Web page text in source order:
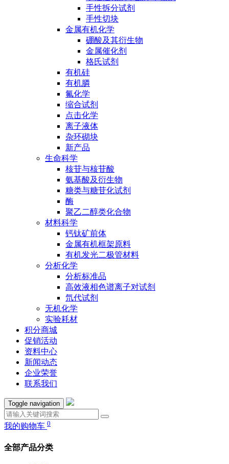
手性拆分试剂
手性切块
金属有机化学
硼酸及其衍生物
金属催化剂
格氏试剂
有机硅
有机膦
氟化学
缩合试剂
点击化学
离子液体
杂环砌块
新产品
生命科学
核苷与核苷酸
氨基酸及衍生物
糖类与糖苷化试剂
酶
聚乙二醇类化合物
材料科学
钙钛矿前体
金属有机框架原料
有机发光二极管材料
分析化学
分析标准品
高效液相色谱离子对试剂
氘代试剂
无机化学
实验耗材
积分商城
促销活动
资料中心
新闻动态
企业荣誉
联系我们
Toggle navigation
我的购物车 0
全部产品分类